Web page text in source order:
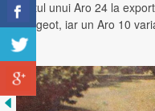
Preţul unui Aro 24 la
Peugeot, iar un Aro 10